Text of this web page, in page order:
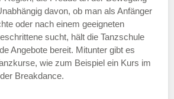
davon, ob man als Anfänger
oder nach einem geeigneten
sucht, hält die Tanzschule
Angebote bereit. Mitunter gibt es
wie zum Beispiel ein Kurs im
Breakdance.